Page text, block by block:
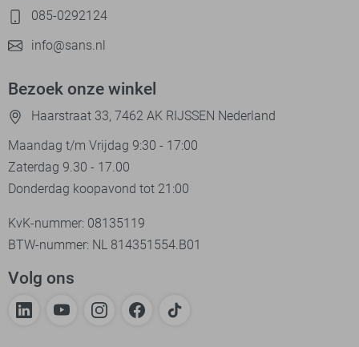
085-0292124
info@sans.nl
Bezoek onze winkel
Haarstraat 33, 7462 AK RIJSSEN Nederland
Maandag t/m Vrijdag 9:30 - 17:00
Zaterdag 9.30 - 17.00
Donderdag koopavond tot 21:00
KvK-nummer: 08135119
BTW-nummer: NL 814351554.B01
Volg ons